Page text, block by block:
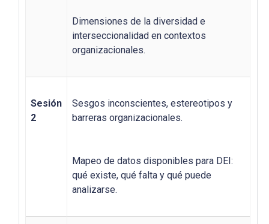
Dimensiones de la diversidad e
interseccionalidad en contextos
organizacionales.
Sesión
2
Sesgos inconscientes, estereotipos y
barreras organizacionales.
Mapeo de datos disponibles para DEI:
qué existe, qué falta y qué puede
analizarse.